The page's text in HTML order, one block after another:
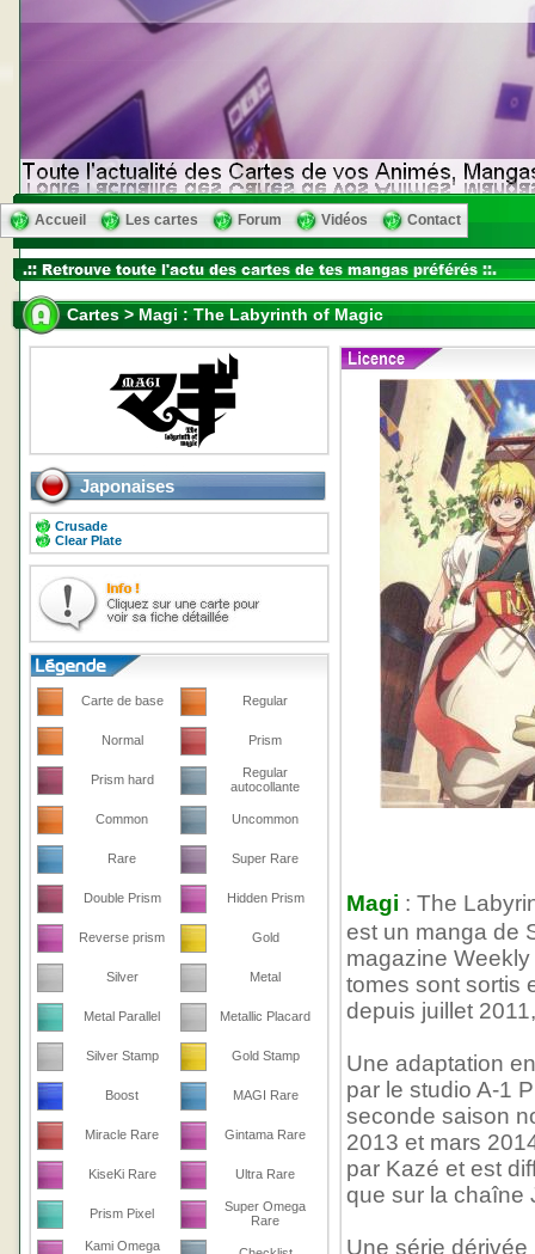
Accueil Les cartes Forum Vidéos Contact
Cartes > Magi : The Labyrinth of Magic
Japonaises
Crusade
Clear Plate
Carte de base Regular
Normal Prism
Prism hard
Regular
autocollante
Common Uncommon
Rare Super Rare
Double Prism Hidden Prism
Reverse prism Gold
Silver Metal
Metal Parallel Metallic Placard
Silver Stamp Gold Stamp
Boost MAGI Rare
Miracle Rare Gintama Rare
KiseKi Rare Ultra Rare
Prism Pixel
Super Omega
Rare
Kami Omega
Magi : The
est un manga de
magazine
tomes sont sortis
depuis juillet
Une adaptation
par le studio A-1
seconde saison
2013 et mars
par Kazé et est
que sur la chaîne
Une série